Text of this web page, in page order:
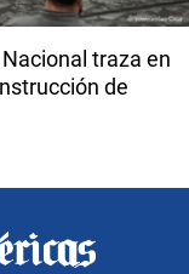
traza en
de